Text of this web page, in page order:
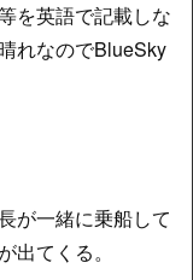
を英語で記載しな
れなのでBlueSky
が一緒に乗船して
出てくる。